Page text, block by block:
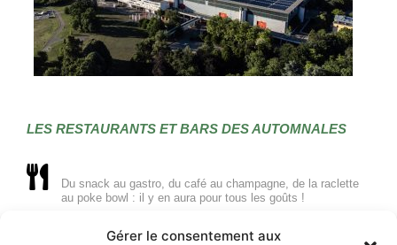
Gérer le consentement aux
LES RESTAURANTS ET BARS DES AUTOMNALES
Du snack au gastro, du café au champagne, de la raclette
au poke bowl : il y en aura pour tous les goûts !